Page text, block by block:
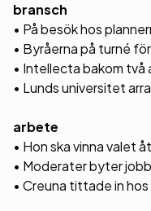
bransch
• På besök hos
• Byråerna på turné
• Intellecta bakom två
• Lunds universitet
arbete
• Hon ska vinna valet
• Moderater byter jobb
• Creuna tittade in